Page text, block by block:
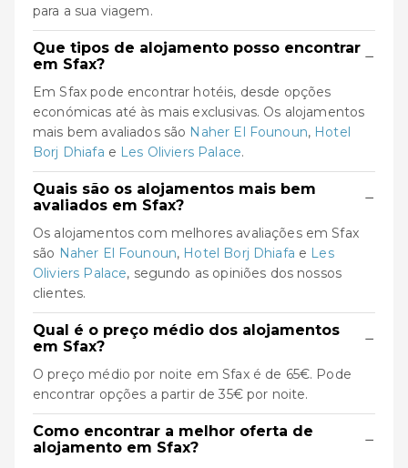
para a sua viagem.
Que tipos de alojamento posso encontrar
em Sfax?
−
Em Sfax pode encontrar hotéis, desde opções
económicas até às mais exclusivas. Os alojamentos
mais bem avaliados são Naher El Founoun, Hotel
Borj Dhiafa e Les Oliviers Palace.
Quais são os alojamentos mais bem
avaliados em Sfax?
−
Os alojamentos com melhores avaliações em Sfax
são Naher El Founoun, Hotel Borj Dhiafa e Les
Oliviers Palace, segundo as opiniões dos nossos
clientes.
Qual é o preço médio dos alojamentos
em Sfax?
−
O preço médio por noite em Sfax é de 65€. Pode
encontrar opções a partir de 35€ por noite.
Como encontrar a melhor oferta de
alojamento em Sfax?
−